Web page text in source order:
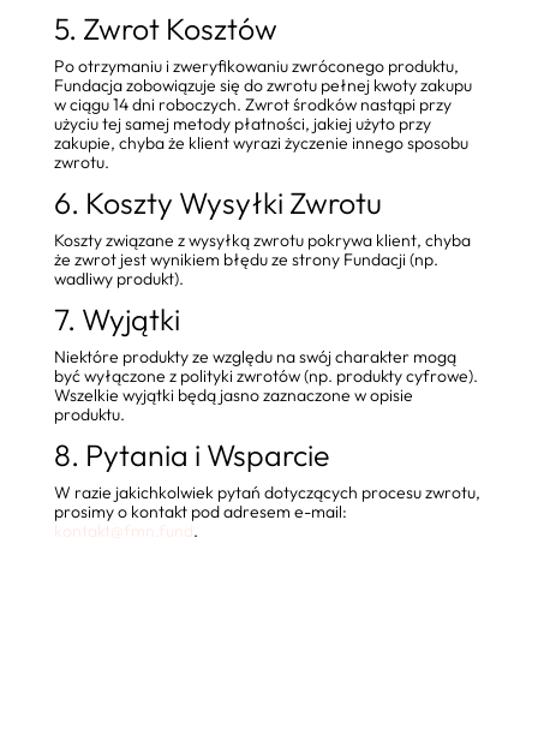
5. Zwrot Kosztów
Po otrzymaniu i zweryfikowaniu zwróconego produktu,
Fundacja zobowiązuje się do zwrotu pełnej kwoty zakupu
w ciągu 14 dni roboczych. Zwrot środków nastąpi przy
użyciu tej samej metody płatności, jakiej użyto przy
zakupie, chyba że klient wyrazi życzenie innego sposobu
zwrotu.
6. Koszty Wysyłki Zwrotu
Koszty związane z wysyłką zwrotu pokrywa klient, chyba
że zwrot jest wynikiem błędu ze strony Fundacji (np.
wadliwy produkt).
7. Wyjątki
Niektóre produkty ze względu na swój charakter mogą
być wyłączone z polityki zwrotów (np. produkty cyfrowe).
Wszelkie wyjątki będą jasno zaznaczone w opisie
produktu.
8. Pytania i Wsparcie
W razie jakichkolwiek pytań dotyczących procesu zwrotu,
prosimy o kontakt pod adresem e-mail:
.